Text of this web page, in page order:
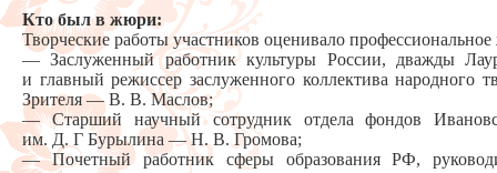
Кто был в жюри:
Творческие работы участников оценивало
— Заслуженный работник культуры России, дважды
и главный режиссер заслуженного коллектива народного
Зрителя — В. В. Маслов;
— Старший научный сотрудник отдела фондов
им. Д. Г Бурылина — Н. В. Громова;
— Почетный работник сферы образования РФ,